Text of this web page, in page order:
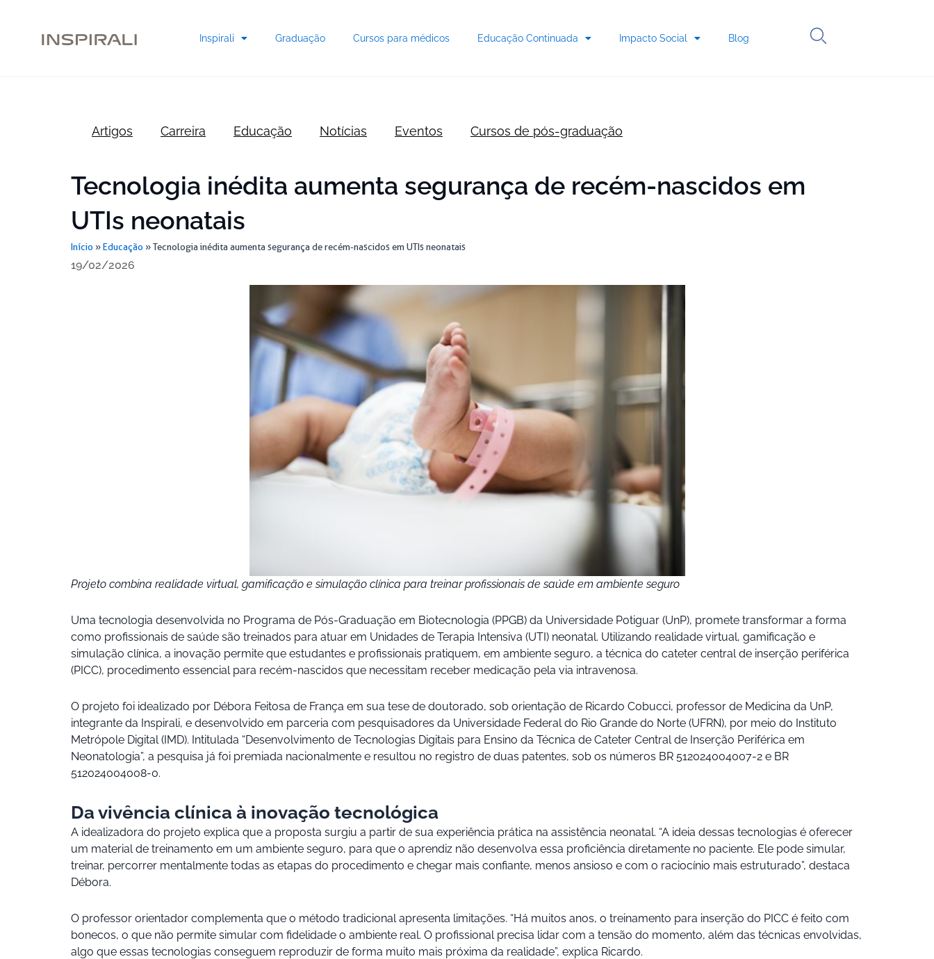
Inspirali Graduação Cursos para médicos Educação Continuada Impacto Social Blog
Artigos Carreira Educação Notícias Eventos Cursos de pós-graduação
Tecnologia inédita aumenta segurança de recém-nascidos em
UTIs neonatais
Início »Educação »Tecnologia inédita aumenta segurança de recém-nascidos em UTIs neonatais
19/02/2026
Projeto combina realidade virtual, gamificação e simulação clínica para treinar profissionais de saúde em ambiente seguro
Uma tecnologia desenvolvida no Programa de Pós-Graduação em Biotecnologia (PPGB) da Universidade Potiguar (UnP), promete transformar a forma
como profissionais de saúde são treinados para atuar em Unidades de Terapia Intensiva (UTI) neonatal. Utilizando realidade virtual, gamificação e
simulação clínica, a inovação permite que estudantes e profissionais pratiquem, em ambiente seguro, a técnica do cateter central de inserção periférica
(PICC), procedimento essencial para recém-nascidos que necessitam receber medicação pela via intravenosa.
O projeto foi idealizado por Débora Feitosa de França em sua tese de doutorado, sob orientação de Ricardo Cobucci, professor de Medicina da UnP,
integrante da Inspirali, e desenvolvido em parceria com pesquisadores da Universidade Federal do Rio Grande do Norte (UFRN), por meio do Instituto
Metrópole Digital (IMD). Intitulada “Desenvolvimento de Tecnologias Digitais para Ensino da Técnica de Cateter Central de Inserção Periférica em
Neonatologia”, a pesquisa já foi premiada nacionalmente e resultou no registro de duas patentes, sob os números BR 512024004007-2 e BR
512024004008-0.
Da vivência clínica à inovação tecnológica
A idealizadora do projeto explica que a proposta surgiu a partir de sua experiência prática na assistência neonatal. “A ideia dessas tecnologias é oferecer
um material de treinamento em um ambiente seguro, para que o aprendiz não desenvolva essa proficiência diretamente no paciente. Ele pode simular,
treinar, percorrer mentalmente todas as etapas do procedimento e chegar mais confiante, menos ansioso e com o raciocínio mais estruturado”, destaca
Débora.
O professor orientador complementa que o método tradicional apresenta limitações. “Há muitos anos, o treinamento para inserção do PICC é feito com
bonecos, o que não permite simular com fidelidade o ambiente real. O profissional precisa lidar com a tensão do momento, além das técnicas envolvidas,
algo que essas tecnologias conseguem reproduzir de forma muito mais próxima da realidade”, explica Ricardo.